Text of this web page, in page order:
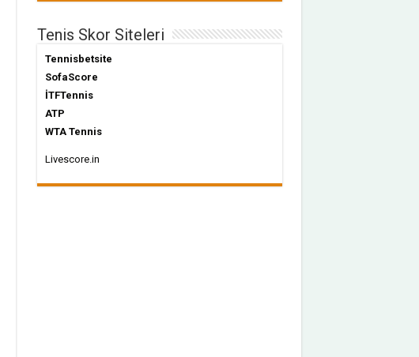
Tenis Skor Siteleri
Tennisbetsite
SofaScore
İTFTennis
ATP
WTA Tennis
Livescore.in